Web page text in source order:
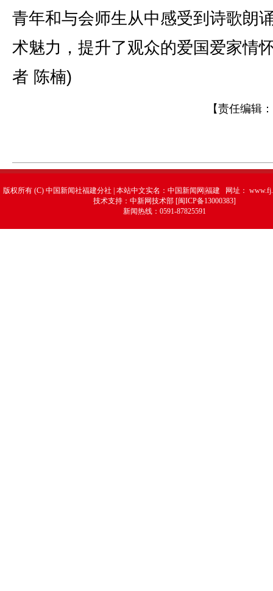
青年和与会师生从中感受到诗歌朗
术魅力，提升了观众的爱国爱家情
者 陈楠)
【责任编辑：
版权所有 (C) 中国新闻社福建分社 | 本站中文实名：中国新闻网|福建 网址：
技术支持：中新网技术部 [闽ICP备13000383]
新闻热线：0591-87825591